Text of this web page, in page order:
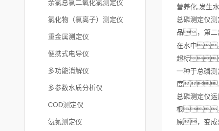
余氯总氯二氧化氯测定仪
氯化物（氯离子）测定仪
重金属测定仪
便携式电导仪
多功能消解仪
多参数水质分析仪
COD测定仪
氨氮测定仪
营养化,发生
总磷测定仪
品，第
在水中
超标
一种于总磷
度，
总磷测定仪
根，
原，变成